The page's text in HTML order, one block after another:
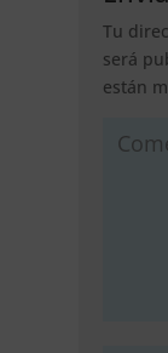
Tu
será
están